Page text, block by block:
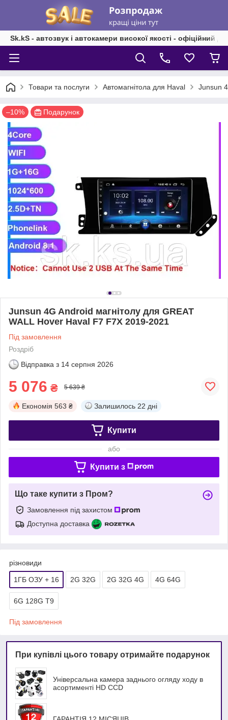
Sk.kS - автозвук і автокамери високої якості - офіційний
Товари та послуги Автомагнітола для Haval Junsun
–10% Подарунок
Junsun 4G Android магнітолу для GREAT
WALL Hover Haval F7 F7X 2019-2021
Під замовлення
Роздріб
Відправка з 14 серпня 2026
5 076 ₴ 5 639 ₴
Економія 563 ₴ Залишилось 22 дні
Купити
або
Купити з
Що таке купити з Пром?
Замовлення під захистом
Доступна доставка
різновиди
1ГБ ОЗУ + 16 2G 32G 2G 32G 4G 4G 64G
6G 128G T9
Під замовлення
При купівлі цього товару отримайте подарунок
Універсальна камера заднього огляду ходу в
асортименті HD ССD